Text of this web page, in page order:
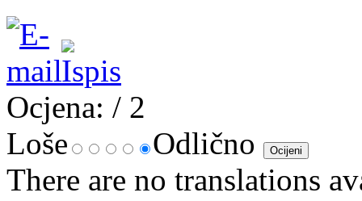
Ocjena: / 2
Loše
Odlično
There are no translations